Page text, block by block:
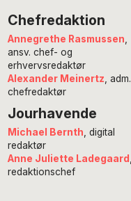
Chefredaktion
Annegrethe Rasmussen
ansv. chef- og
erhvervsredaktør
Alexander Meinertz , adm.
chefredaktør
Jourhavende
Michael Bernth , digital
redaktør
Anne Juliette Ladegaard
redaktionschef